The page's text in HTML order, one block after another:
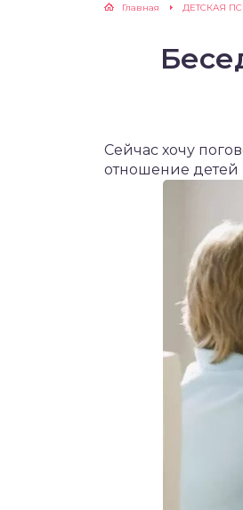
Главная ДЕТСКАЯ
Сейчас хочу
отношение детей